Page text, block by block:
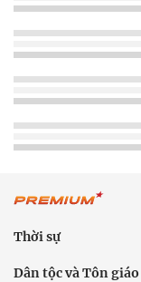
Thời sự
Dân tộc và Tôn giáo